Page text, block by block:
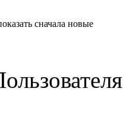
сначала новые